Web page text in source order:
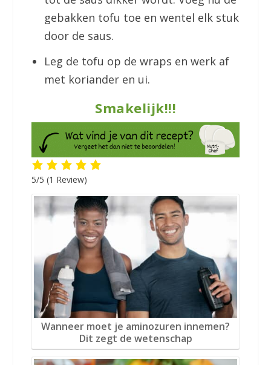
gebakken tofu toe en wentel elk stuk
door de saus.
Leg de tofu op de wraps en werk af
met koriander en ui.
Smakelijk!!!
5/5(1 Review)
Wanneer moet je aminozuren innemen?
Dit zegt de wetenschap